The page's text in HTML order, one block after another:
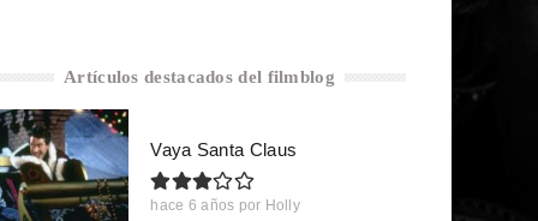
Artículos destacados del filmblog
Vaya Santa Claus
hace 6 años por Holly